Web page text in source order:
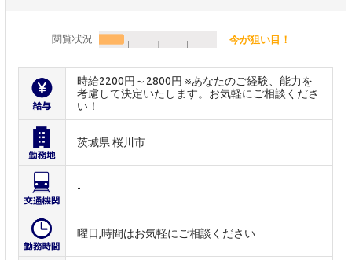
閲覧状況 今が狙い目！
時給2200円～2800円 ※あなたのご経験、能力を
考慮して決定いたします。お気軽にご相談くださ
い！
茨城県 桜川市
-
曜日,時間はお気軽にご相談ください